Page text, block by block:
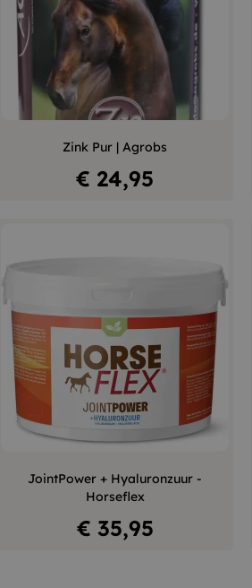
Zink Pur | Agrobs
Prijs
€ 24,95
+
In winkelwagen
JointPower + Hyaluronzuur -
Horseflex
Prijs
€ 35,95
In winkelwagen